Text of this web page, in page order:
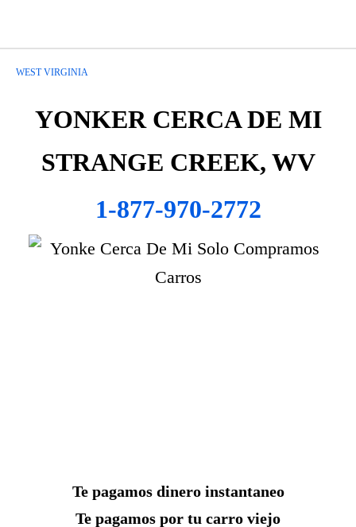
WEST VIRGINIA
YONKER CERCA DE MI
STRANGE CREEK, WV
1-877-970-2772
Te pagamos dinero instantaneo
Te pagamos por tu carro viejo